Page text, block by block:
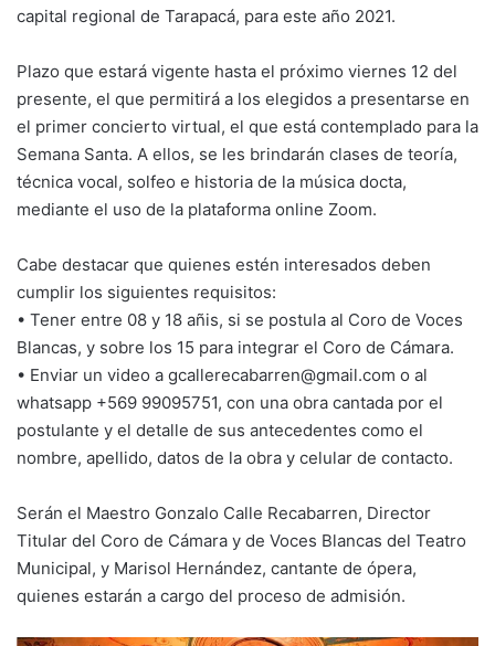
capital regional de Tarapacá, para este año 2021.
Plazo que estará vigente hasta el próximo viernes 12 del
presente, el que permitirá a los elegidos a presentarse en
el primer concierto virtual, el que está contemplado para la
Semana Santa. A ellos, se les brindarán clases de teoría,
técnica vocal, solfeo e historia de la música docta,
mediante el uso de la plataforma online Zoom.
Cabe destacar que quienes estén interesados deben
cumplir los siguientes requisitos:
• Tener entre 08 y 18 añis, si se postula al Coro de Voces
Blancas, y sobre los 15 para integrar el Coro de Cámara.
• Enviar un video a gcallerecabarren@gmail.com o al
whatsapp +569 99095751, con una obra cantada por el
postulante y el detalle de sus antecedentes como el
nombre, apellido, datos de la obra y celular de contacto.
Serán el Maestro Gonzalo Calle Recabarren, Director
Titular del Coro de Cámara y de Voces Blancas del Teatro
Municipal, y Marisol Hernández, cantante de ópera,
quienes estarán a cargo del proceso de admisión.